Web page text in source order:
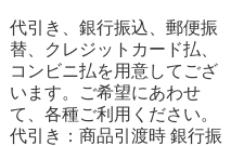
代引き、銀行振込、郵便振
替、クレジットカード払、
コンビニ払を用意してござ
います。ご希望にあわせ
て、各種ご利用ください。
代引き：商品引渡時 銀行振